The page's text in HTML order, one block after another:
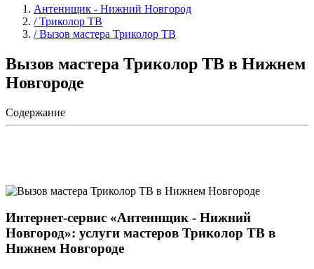
Антеннщик - Нижний Новгород
/ Триколор ТВ
/ Вызов мастера Триколор ТВ
Вызов мастера Триколор ТВ в Нижнем
Новгороде
Содержание
Интернет-сервис «Антеннщик - Нижний
Новгород»: услуги мастеров Триколор ТВ в
Нижнем Новгороде